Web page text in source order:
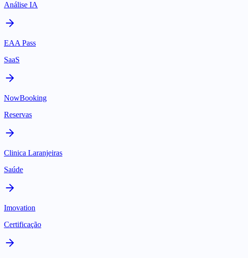
Análise IA
EAA Pass
SaaS
NowBooking
Reservas
Clinica Laranjeiras
Saúde
Imovation
Certificação